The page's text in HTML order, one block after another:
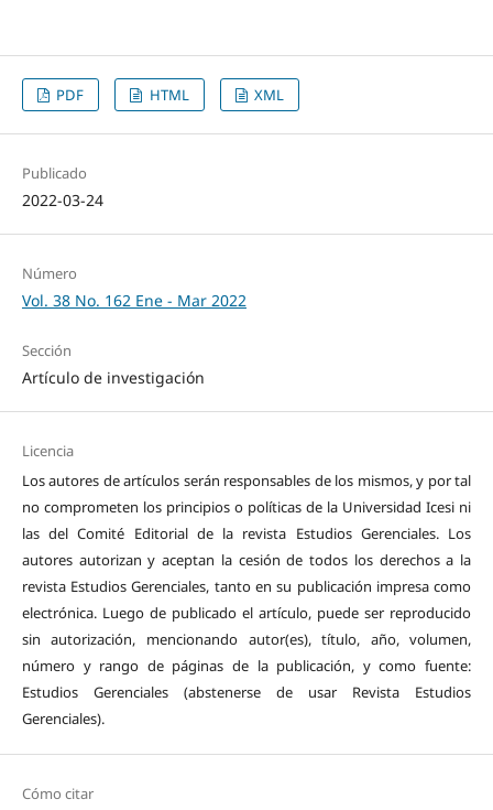
PDF HTML XML
Publicado
2022-03-24
Número
Vol. 38 No. 162 Ene - Mar 2022
Sección
Artículo de investigación
Licencia
Los autores de artículos serán responsables de los mismos, y por tal
no comprometen los principios o políticas de la Universidad Icesi ni
las del Comité Editorial de la revista Estudios Gerenciales. Los
autores autorizan y aceptan la cesión de todos los derechos a la
revista Estudios Gerenciales, tanto en su publicación impresa como
electrónica. Luego de publicado el artículo, puede ser reproducido
sin autorización, mencionando autor(es), título, año, volumen,
número y rango de páginas de la publicación, y como fuente:
Estudios Gerenciales (abstenerse de usar Revista Estudios
Gerenciales).
Cómo citar